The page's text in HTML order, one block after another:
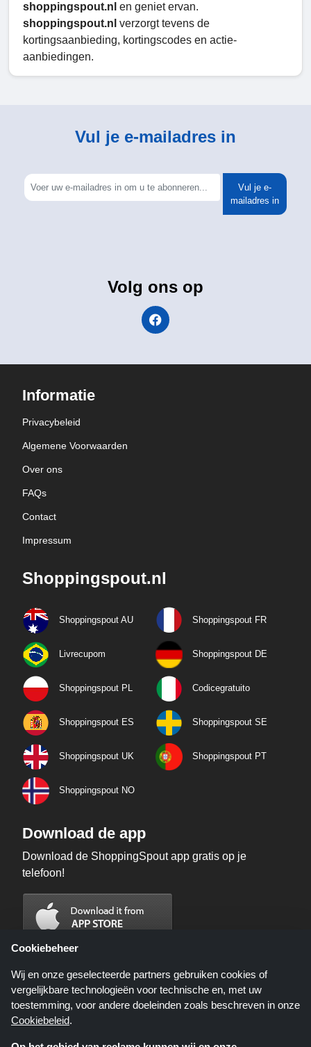
shoppingspout.nl en geniet ervan.
shoppingspout.nl verzorgt tevens de
kortingsaanbieding, kortingscodes en actie-
aanbiedingen.
Vul je e-mailadres in
Vul je e-
mailadres in
Volg ons op
Informatie
Privacybeleid
Algemene Voorwaarden
Over ons
FAQs
Contact
Impressum
Shoppingspout.nl
Shoppingspout AU Shoppingspout FR
Livrecupom Shoppingspout DE
Shoppingspout PL Codicegratuito
Shoppingspout ES Shoppingspout SE
Shoppingspout UK Shoppingspout PT
Shoppingspout NO
Download de app
Download de ShoppingSpout app gratis op je
telefoon!
Cookiebeheer
Wij en onze geselecteerde partners gebruiken cookies of
vergelijkbare technologieën voor technische en, met uw
toestemming, voor andere doeleinden zoals beschreven in onze
Cookiebeleid.